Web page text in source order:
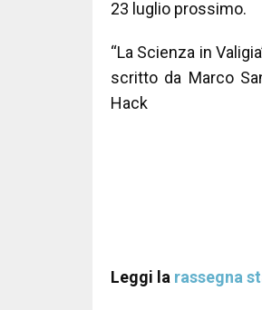
23 luglio prossimo.
“La Scienza in
scritto da Marco
Hack
Leggi la rassegna